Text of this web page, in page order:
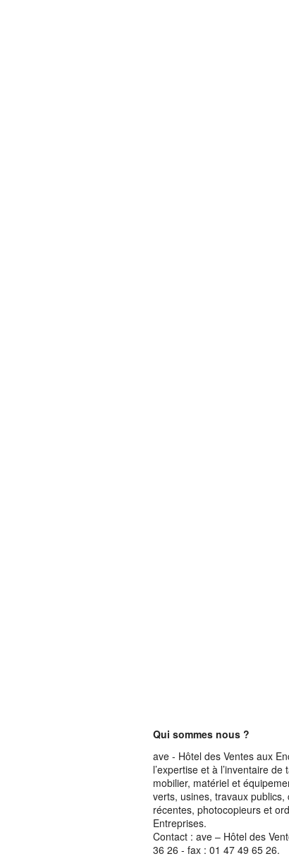
Qui sommes nous ?
ave - Hôtel des Ventes aux
l’expertise et à l’inventaire
mobilier, matériel et
verts, usines, travaux
récentes, photocopieurs et
Entreprises.
Contact : ave – Hôtel des
36 26 - fax : 01 47 49 65 26.